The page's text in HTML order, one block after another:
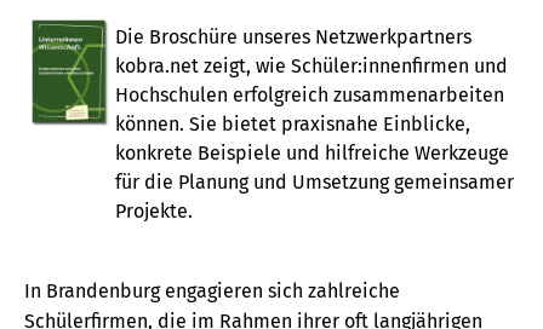
Die Broschüre unseres Netzwerkpartners
kobra.net zeigt, wie Schüler:innenfirmen und
Hochschulen erfolgreich zusammenarbeiten
können. Sie bietet praxisnahe Einblicke,
konkrete Beispiele und hilfreiche Werkzeuge
für die Planung und Umsetzung gemeinsamer
Projekte.
In Brandenburg engagieren sich zahlreiche
Schülerfirmen, die im Rahmen ihrer oft langjährigen